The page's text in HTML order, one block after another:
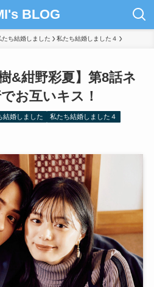
BLOG
たち結婚しました 私たち結婚しました４
&紺野彩夏】第8話ネ
お互いキス！
結婚しました 私たち結婚しました４